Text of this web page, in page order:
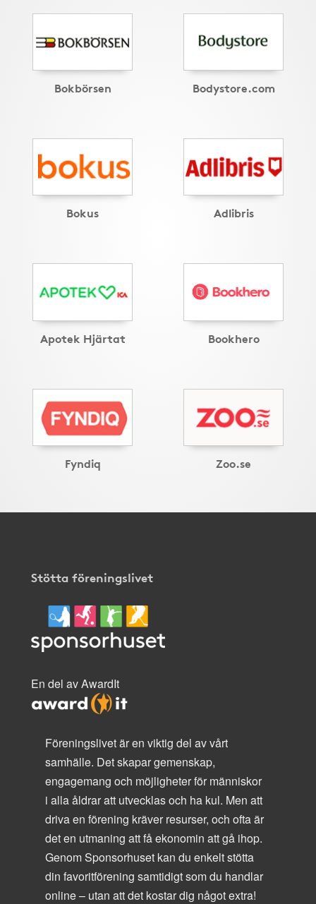
Bokbörsen Bodystore.com
Bokus Adlibris
Apotek Hjärtat Bookhero
Fyndiq Zoo.se
Stötta föreningslivet
En del av AwardIt
Föreningslivet är en viktig del av vårt
samhälle. Det skapar gemenskap,
engagemang och möjligheter för människor
i alla åldrar att utvecklas och ha kul. Men att
driva en förening kräver resurser, och ofta är
det en utmaning att få ekonomin att gå ihop.
Genom Sponsorhuset kan du enkelt stötta
din favoritförening samtidigt som du handlar
online – utan att det kostar dig något extra!